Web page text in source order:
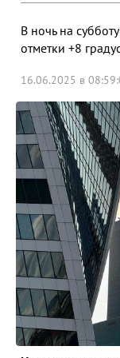
В ночь на
отметки +8
16.06.2025 в